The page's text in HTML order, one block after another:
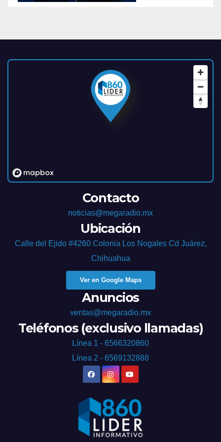
Contacto
noticias@megaradio.mx
Ubicación
Calle del Ejido #4260 Colonia Los Nogales Cd Juárez,
Chihuahua
Ver en Google Maps
Anuncios
ventas@megaradio.mx
Teléfonos (exclusivo llamadas)
Línea 1 - 6566320860
Línea 2 - 6569132888